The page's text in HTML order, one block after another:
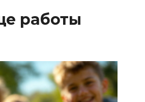
работы
дизайн
мяса и колбасы